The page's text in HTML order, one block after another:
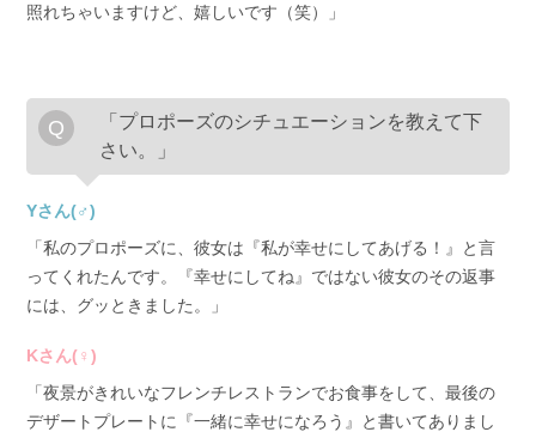
照れちゃいますけど、嬉しいです（笑）」
「プロポーズのシチュエーションを教えて下
さい。」
Yさん(♂)
「私のプロポーズに、彼女は『私が幸せにしてあげる！』と言
ってくれたんです。『幸せにしてね』ではない彼女のその返事
には、グッときました。」
Kさん(♀)
「夜景がきれいなフレンチレストランでお食事をして、最後の
デザートプレートに『一緒に幸せになろう』と書いてありまし